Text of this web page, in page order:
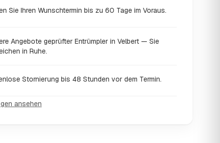
Sie Ihren Wunschtermin bis zu 60 Tage im Voraus.
Angebote geprüfter Entrümpler in Velbert — Sie
in Ruhe.
Stornierung bis 48 Stunden vor dem Termin.
ansehen